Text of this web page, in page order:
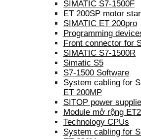
SIMATIC S7-1500F
ET 200SP motor
SIMATIC ET 200pro
Programming
Front connector for
SIMATIC S7-1500R
Simatic S5
S7-1500 Software
System cabling for
ET 200MP
SITOP power
Module mở rộng
Technology CPUs
System cabling for